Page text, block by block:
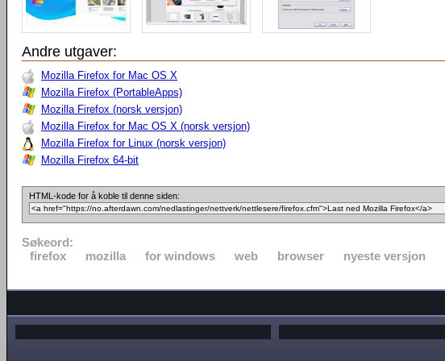
Andre utgaver:
Mozilla Firefox for Mac OS X
Mozilla Firefox (PortableApps)
Mozilla Firefox (norsk versjon)
Mozilla Firefox for Mac OS X (norsk versjon)
Mozilla Firefox for Linux (norsk versjon)
Mozilla Firefox 64-bit
HTML-kode for å koble til denne siden:
Søkeord:
firefox
mozilla for windows web browser nyeste versjon